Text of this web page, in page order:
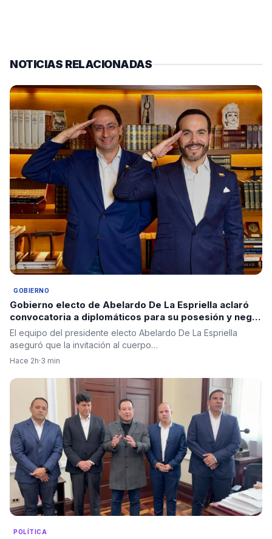
NOTICIAS RELACIONADAS
GOBIERNO
Gobierno electo de Abelardo De La Espriella aclaró
convocatoria a diplomáticos para su posesión y negó
criterios políticos
El equipo del presidente electo Abelardo De La Espriella
aseguró que la invitación al cuerpo…
Hace 2h·3 min
POLÍTICA